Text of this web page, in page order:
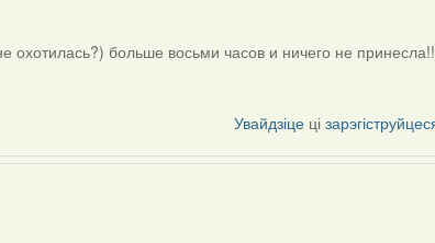
охотилась?) больше восьми часов и ничего не
Увайдзіце ці